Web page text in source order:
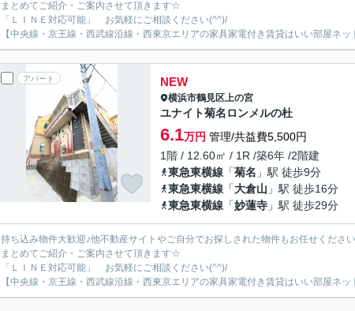
まとめてご紹介・ご案内させて頂きます☆
「ＬＩＮＥ対応可能」 お気軽にご相談ください(^^)/
【中央線・京王線・西武線沿線・西東京エリアの家具家電付き賃貸はいい部屋ネッ
アパート NEW
横浜市鶴見区上の宮
ユナイト菊名ロンメルの杜
6.1万円 管理/共益費5,500円
1階 / 12.60㎡ / 1R /築6年 /2階建
東急東横線 「菊名 」駅 徒歩9分
東急東横線 「大倉山 」駅 徒歩16分
東急東横線 「妙蓮寺 」駅 徒歩29分
持ち込み物件大歓迎♪他不動産サイトやご自分でお探しされた物件もお任せください
まとめてご紹介・ご案内させて頂きます☆
「ＬＩＮＥ対応可能」 お気軽にご相談ください(^^)/
【中央線・京王線・西武線沿線・西東京エリアの家具家電付き賃貸はいい部屋ネッ